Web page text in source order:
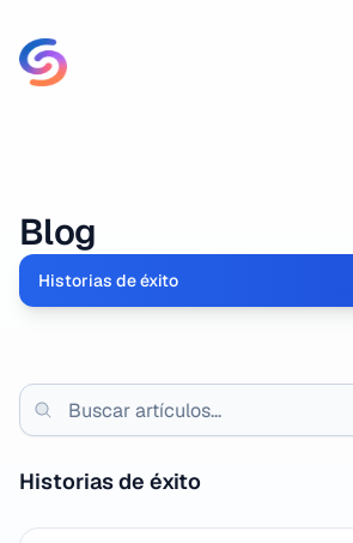
Blog
Historias de éxito
Historias de éxito